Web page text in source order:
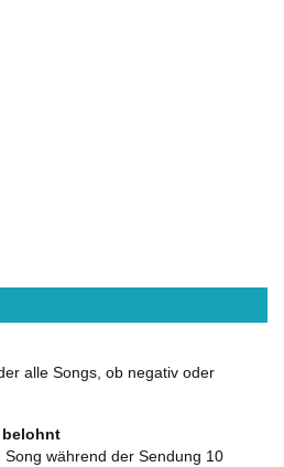
alle Songs, ob negativ oder
belohnt
während der Sendung 10